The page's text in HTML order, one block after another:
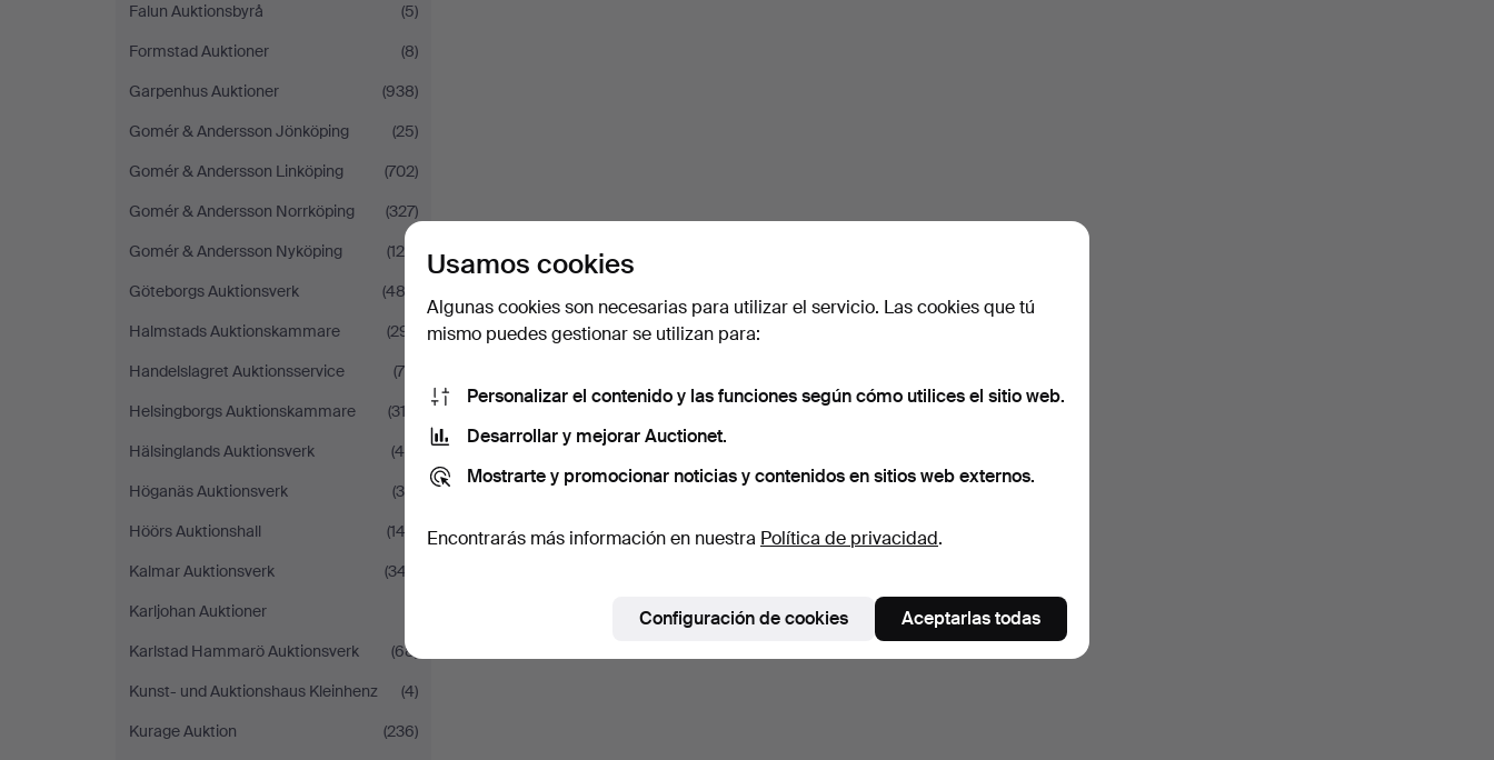
Falun Auktionsbyrå
(5)
Formstad Auktioner
(8)
Garpenhus Auktioner
(938)
Gomér & Andersson Jönköping
(25)
Gomér & Andersson Linköping
(702)
Gomér & Andersson Norrköping
(327)
Gomér & Andersson Nyköping
(129)
Göteborgs Auktionsverk
(482)
Halmstads Auktionskammare
(291)
Handelslagret Auktionsservice
(70)
Helsingborgs Auktionskammare
(312)
Hälsinglands Auktionsverk
(40)
Höganäs Auktionsverk
(34)
Höörs Auktionshall
(143)
Kalmar Auktionsverk
(347)
Karljohan Auktioner
Karlstad Hammarö Auktionsverk
(68)
Kunst- und Auktionshaus Kleinhenz
(4)
Kurage Auktion
(236)
Usamos cookies
Algunas cookies son necesarias para utilizar el servicio. Las cookies que tú
mismo puedes gestionar se utilizan para:
Personalizar el contenido y las funciones según cómo utilices el sitio web.
Desarrollar y mejorar Auctionet.
Mostrarte y promocionar noticias y contenidos en sitios web externos.
Encontrarás más información en nuestra Política de privacidad.
Configuración de cookies Aceptarlas todas